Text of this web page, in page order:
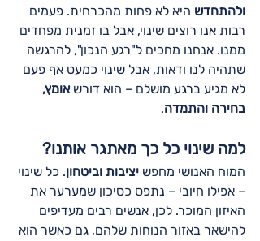
ולהתחדש היא לא פחות מהכרחית. פעמים
רבות אנו רוצים שינוי, אבל בו זמנית מפחדים
ממנו. אנחנו מחכים ל"רגע הנכון", להרגשה
שתהיה לנו ודאות, אבל שינוי כמעט אף פעם
לא מגיע ברגע מושלם – הוא דורש אומץ,
בחירה והתמדה.
למה שינוי כל כך מאתגר אותנו?
המוח האנושי מחפש יציבות וביטחון. כל שינוי
– אפילו חיובי – נתפס כסיכון שמערער את
האיזון המוכר. לכן, אנשים רבים מעדיפים
להישאר באזור הנוחות שלהם, גם כאשר הוא